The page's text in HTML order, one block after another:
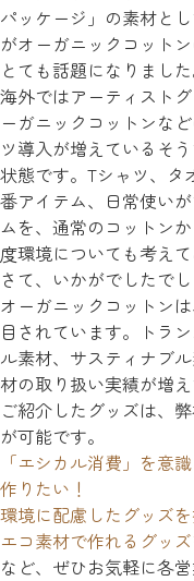
パッケージ」の素材と
がオーガニックコット
とても話題になりました
海外ではアーティスト
ーガニックコットンな
ツ導入が増えているそ
状態です。Tシャツ、タ
番アイテム、日常使い
ムを、通常のコットン
度環境についても考えて
さて、いかがでしたでし
オーガニックコットン
目されています。トラ
ル素材、サスティナブ
材の取り扱い実績が増え
ご紹介したグッズは、
が可能です。
「エシカル消費」を意
作りたい！
環境に配慮したグッズを
エコ素材で作れるグッ
など、ぜひお気軽に各